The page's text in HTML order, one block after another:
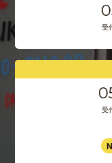
受
受